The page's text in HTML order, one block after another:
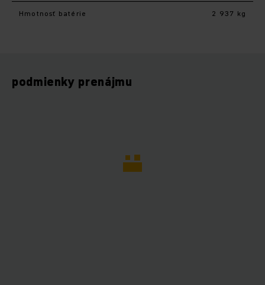
Hmotnosť batérie 2 937 kg
podmienky prenájmu